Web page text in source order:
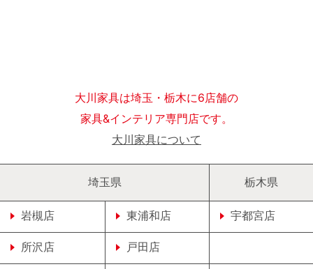
大川家具は埼玉・栃木に6店舗の
家具&インテリア専門店です。
大川家具について
埼玉県
岩槻店 東浦和店
所沢店 戸田店
栃木県
宇都宮店